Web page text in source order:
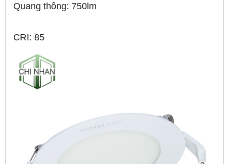
Quang thông: 750lm
CRI: 85